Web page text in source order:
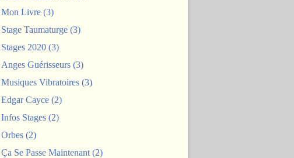
Mon Livre (3)
Stage Taumaturge (3)
Stages 2020 (3)
Anges Guérisseurs (3)
Musiques Vibratoires (3)
Edgar Cayce (2)
Infos Stages (2)
Orbes (2)
Ça Se Passe Maintenant (2)